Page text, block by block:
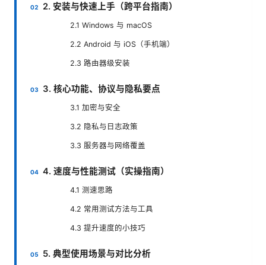
2. 安装与快速上手（跨平台指南）
2.1 Windows 与 macOS
2.2 Android 与 iOS（手机端）
2.3 路由器级安装
3. 核心功能、协议与隐私要点
3.1 加密与安全
3.2 隐私与日志政策
3.3 服务器与网络覆盖
4. 速度与性能测试（实操指南）
4.1 测速思路
4.2 常用测试方法与工具
4.3 提升速度的小技巧
5. 典型使用场景与对比分析